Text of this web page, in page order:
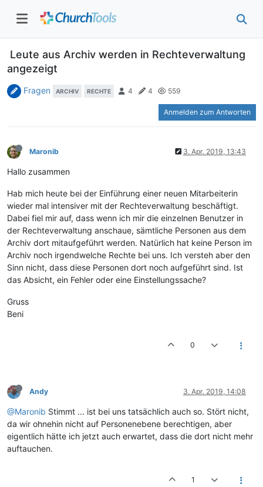
Leute aus Archiv werden in Rechteverwaltung
angezeigt
Fragen ARCHIV RECHTE 4 4 559
Anmelden zum Antworten
Maronib 3. Apr. 2019, 13:43
Hallo zusammen
Hab mich heute bei der Einführung einer neuen Mitarbeiterin
wieder mal intensiver mit der Rechteverwaltung beschäftigt.
Dabei fiel mir auf, dass wenn ich mir die einzelnen Benutzer in
der Rechteverwaltung anschaue, sämtliche Personen aus dem
Archiv dort mitaufgeführt werden. Natürlich hat keine Person im
Archiv noch irgendwelche Rechte bei uns. Ich versteh aber den
Sinn nicht, dass diese Personen dort noch aufgeführt sind. Ist
das Absicht, ein Fehler oder eine Einstellungssache?
Gruss
Beni
0
Andy 3. Apr. 2019, 14:08
@Maronib Stimmt ... ist bei uns tatsächlich auch so. Stört nicht,
da wir ohnehin nicht auf Personenebene berechtigen, aber
eigentlich hätte ich jetzt auch erwartet, dass die dort nicht mehr
auftauchen.
1